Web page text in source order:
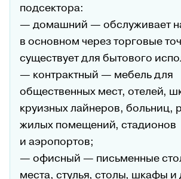
подсектора:
— домашний — обслуживает
в основном через торговые
существует для бытового
— контрактный — мебель для
общественных мест, отелей,
круизных лайнеров, больниц,
жилых помещений, стадионов
и аэропортов;
— офисный — письменные
места, стулья, столы, шкафы и